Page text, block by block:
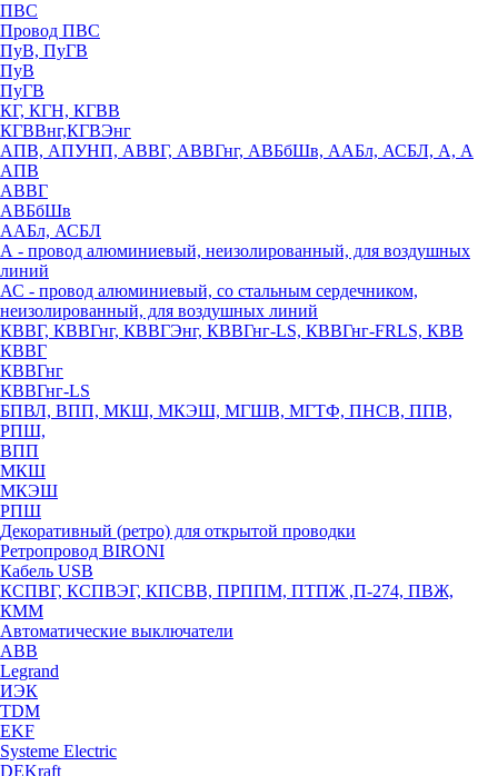
ПВС
Провод ПВС
ПуВ, ПуГВ
ПуВ
ПуГВ
КГ, КГН, КГВВ
КГВВнг,КГВЭнг
АПВ, АПУНП, АВВГ, АВВГнг, АВБбШв, ААБл, АСБЛ, А, А
АПВ
АВВГ
АВБбШв
ААБл, АСБЛ
А - провод алюминиевый, неизолированный, для воздушных
линий
АС - провод алюминиевый, со стальным сердечником,
неизолированный, для воздушных линий
КВВГ, КВВГнг, КВВГЭнг, КВВГнг-LS, КВВГнг-FRLS, КВВ
КВВГ
КВВГнг
КВВГнг-LS
БПВЛ, ВПП, МКШ, МКЭШ, МГШВ, МГТФ, ПНСВ, ППВ,
РПШ,
ВПП
МКШ
МКЭШ
РПШ
Декоративный (ретро) для открытой проводки
Ретропровод BIRONI
Кабель USB
КСПВГ, КСПВЭГ, КПСВВ, ПРППМ, ПТПЖ ,П-274, ПВЖ,
КММ
Автоматические выключатели
ABB
Legrand
ИЭК
TDM
EKF
Systeme Electric
DEKraft